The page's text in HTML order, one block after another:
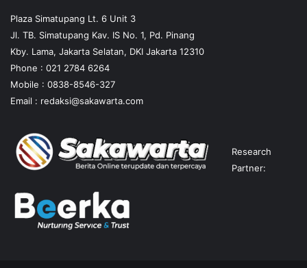
Plaza Simatupang Lt. 6 Unit 3
Jl. TB. Simatupang Kav. IS No. 1, Pd. Pinang
Kby. Lama, Jakarta Selatan, DKI Jakarta 12310
Phone : 021 2784 6264
Mobile : 0838-8546-327
Email : redaksi@sakawarta.com
Research
Partner: